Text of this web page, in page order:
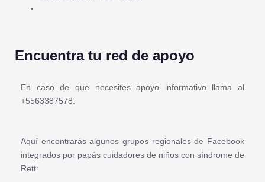
Encuentra tu red de apoyo
En caso de que necesites apoyo informativo llama al
+5563387578.
Aquí encontrarás algunos grupos regionales de Facebook
integrados por papás cuidadores de niños con síndrome de
Rett: